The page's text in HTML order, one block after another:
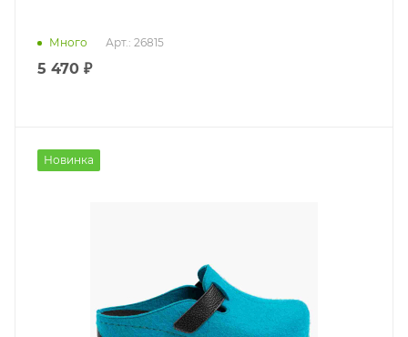
Много Арт.: 26815
5 470 ₽
Новинка